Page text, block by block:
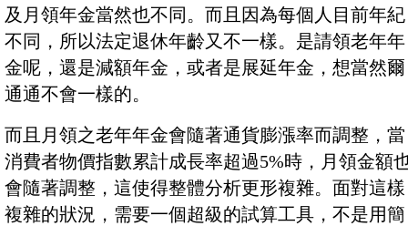
及月領年金當然也不同。而且因為每個人目前年紀
不同，所以法定退休年齡又不一樣。是請領老年年
金呢，還是減額年金，或者是展延年金，想當然爾
通通不會一樣的。
而且月領之老年年金會隨著通貨膨漲率而調整，當
消費者物價指數累計成長率超過5%時，月領金額
會隨著調整，這使得整體分析更形複雜。面對這樣
複雜的狀況，需要一個超級的試算工具，不是用簡